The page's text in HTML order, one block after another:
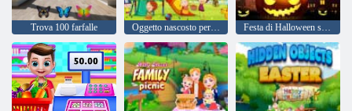
Trova 100 farfalle Oggetto nascosto per bambini Festa di Halloween spaventosa